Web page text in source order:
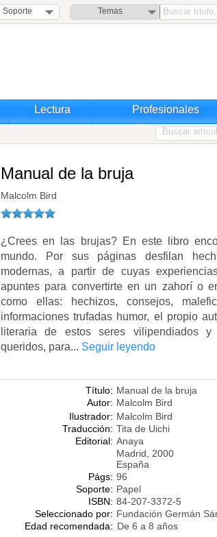
Soporte Temas
Lectura Profesionales
Manual de la bruja
Malcolm Bird
¿Crees en las brujas? En este libro
mundo. Por sus páginas desfilan
modernas, a partir de cuyas
apuntes para convertirte en un zahorí o
como ellas: hechizos, consejos,
informaciones trufadas humor, el propio
literaria de estos seres vilipendiados
queridos, para... Seguir leyendo
Título: Manual de la bruja
Autor: Malcolm Bird
Ilustrador: Malcolm Bird
Traducción: Tita de Uichi
Editorial: Anaya
Madrid, 2000
España
Págs: 96
Soporte: Papel
ISBN: 84-207-3372-5
Seleccionado por: Fundación Germán
Edad recomendada: De 6 a 8 años